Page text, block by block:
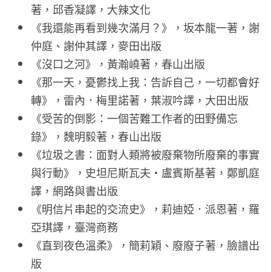
著，邱香凝譯，大辣文化
《我還能再看到幾次滿月？》，坂本龍一著，謝
仲庭、謝仲其譯，麥田出版
《沒口之河》，黃瀚嶢著，春山出版
《那一天，憂鬱找上我：告訴自己，一切都會好
轉》，雷內．梅里諾著，葉淑吟譯，大田出版
《受苦的倒影：一個苦難工作者的田野備忘
錄》，魏明毅著，春山出版
《垃圾之書：面對人類將被廢棄物所廢棄的事實
與行動》，史坦尼斯瓦夫・盧賓斯基著，鄭凱庭
譯，網路與書出版
《明信片串起的交流史》，莉迪婭．派恩著，羅
亞琪譯，臺灣商務
《直到夜色溫柔》，簡莉穎、廢廢子著，臉譜出
版